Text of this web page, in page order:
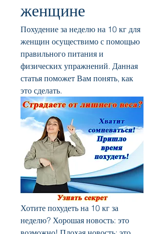
женщине
Похудение за неделю на 10 кг для
женщин осуществимо с помощью
правильного питания и
физических упражнений. Данная
статья поможет Вам понять, как
это сделать.
Хотите похудеть на 10 кг за
неделю? Хорошая новость: это